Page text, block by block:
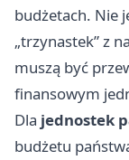
budżetach. Nie
„trzynastek” z
muszą być
finansowym
Dla jednostek
budżetu